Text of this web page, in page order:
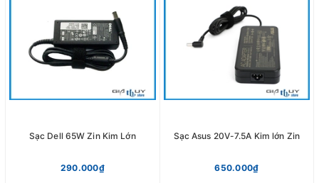
Sạc Dell 65W Zin Kim Lớn
290.000₫
Sạc Asus 20V-7.5A Kim lớn Zin
650.000₫